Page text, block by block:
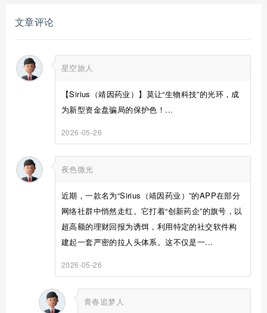
文章评论
星空旅人
【Sirius（靖因药业）】莫让“生物科技”的光环，成
为新型资金盘骗局的保护色！...
2026-05-26
夜色微光
近期，一款名为“Sirius（靖因药业）”的APP在部分
网络社群中悄然走红。它打着“创新药企”的旗号，以
超高额的理财回报为诱饵，利用特定的社交软件构
建起一套严密的拉人头体系。这不仅是一...
2026-05-26
青春追梦人